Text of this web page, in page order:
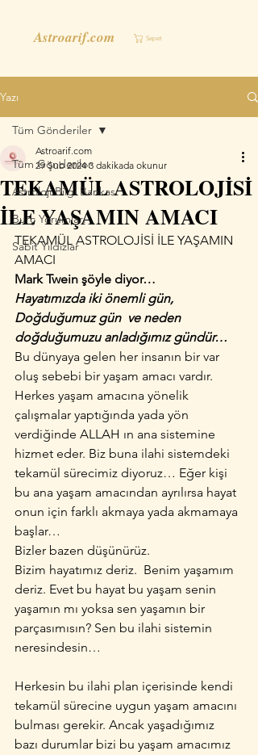
Astroarif.com Sepet
Yazı
Tüm Gönderiler
Astroloji Bilgi Bankası
Burç Yorumları
Sabit Yıldızlar
Tüm Gönderiler
TEKAMÜL ASTROLOJİSİ
İLE YAŞAMIN AMACI
Astroarif.com
29 Şub 2024 3 dakikada okunur
TEKAMÜL ASTROLOJİSİ İLE YAŞAMIN
AMACI
Mark Twein şöyle diyor…
Hayatımızda iki önemli gün,
Doğduğumuz gün  ve neden
doğduğumuzu anladığımız gündür…
Bu dünyaya gelen her insanın bir var
oluş sebebi bir yaşam amacı vardır.
Herkes yaşam amacına yönelik
çalışmalar yaptığında yada yön
verdiğinde ALLAH ın ana sistemine
hizmet eder. Biz buna ilahi sistemdeki
tekamül sürecimiz diyoruz… Eğer kişi
bu ana yaşam amacından ayrılırsa hayat
onun için farklı akmaya yada akmamaya
başlar…
Bizler bazen düşünürüz.
Bizim hayatımız deriz.  Benim yaşamım
deriz. Evet bu hayat bu yaşam senin
yaşamın mı yoksa sen yaşamın bir
parçasımısın? Sen bu ilahi sistemin
neresindesin…
Herkesin bu ilahi plan içerisinde kendi
tekamül sürecine uygun yaşam amacını
bulması gerekir. Ancak yaşadığımız
bazı durumlar bizi bu yaşam amacımız